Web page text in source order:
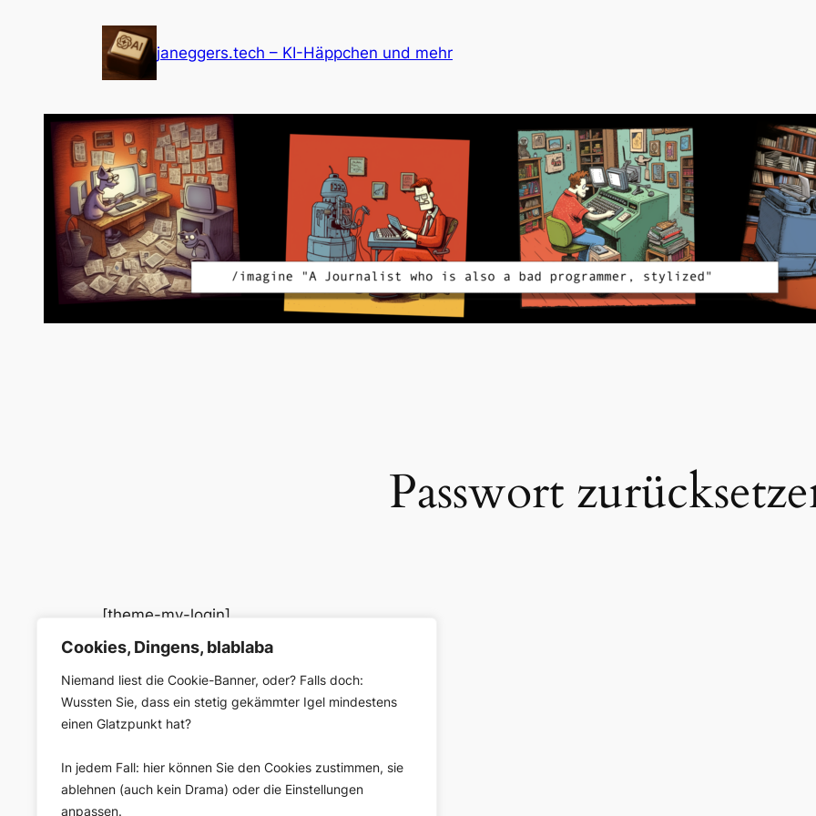
Cookies, Dingens, blablaba
Niemand liest die Cookie-Banner, oder? Falls doch:
Wussten Sie, dass ein stetig gekämmter Igel mindestens
einen Glatzpunkt hat?
In jedem Fall: hier können Sie den Cookies zustimmen, sie
ablehnen (auch kein Drama) oder die Einstellungen
anpassen.
janeggers.tech – KI-Häppchen und mehr
Passwort
[theme-my-login]